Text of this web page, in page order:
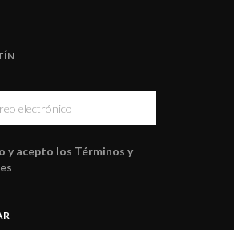
y acepto los Términos y